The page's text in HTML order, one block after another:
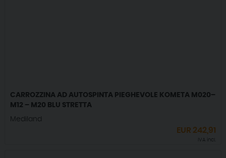
CARROZZINA AD AUTOSPINTA PIEGHEVOLE KOMETA M020–
M12 – M20 BLU STRETTA
Mediland
EUR 242,91
IVA incl.